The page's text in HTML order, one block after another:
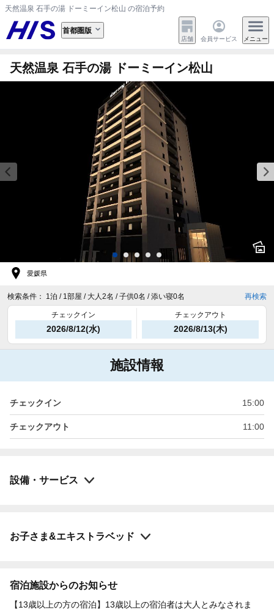
天然温泉 石手の湯 ドーミーイン松山 の宿泊予約
首都圏版
店舗 会員サービス メニュー
天然温泉 石手の湯 ドーミーイン松山
愛媛県
検索条件： 1泊 / 1部屋 / 大人2名 / 子供0名 / 添い寝0名 再検索
チェックイン
2026/8/12(水)
チェックアウト
2026/8/13(木)
施設情報
チェックイン 15:00
チェックアウト 11:00
設備・サービス
お子さま&エキストラベッド
宿泊施設からのお知らせ
【13歳以上の方の宿泊】13歳以上の宿泊者は大人とみなされま